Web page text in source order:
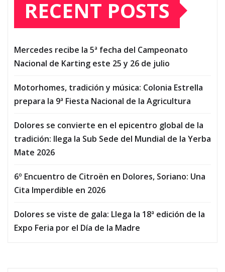
RECENT POSTS
Mercedes recibe la 5ª fecha del Campeonato
Nacional de Karting este 25 y 26 de julio
Motorhomes, tradición y música: Colonia Estrella
prepara la 9ª Fiesta Nacional de la Agricultura
Dolores se convierte en el epicentro global de la
tradición: llega la Sub Sede del Mundial de la Yerba
Mate 2026
6º Encuentro de Citroën en Dolores, Soriano: Una
Cita Imperdible en 2026
Dolores se viste de gala: Llega la 18ª edición de la
Expo Feria por el Día de la Madre